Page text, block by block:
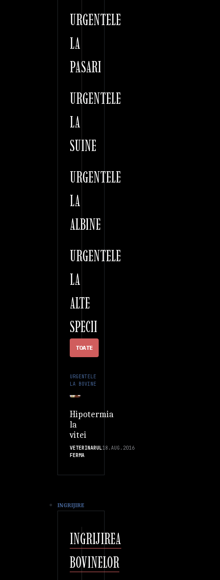
URGENTELE
LA
PASARI
URGENTELE
LA
SUINE
URGENTELE
LA
ALBINE
URGENTELE
LA
ALTE
SPECII
TOATE
URGENTELE
LA BOVINE
Hipotermia
la
vitei
VETERINARUL
FERMA
18.AUG.2016
INGRIJIRE
INGRIJIREA
BOVINELOR